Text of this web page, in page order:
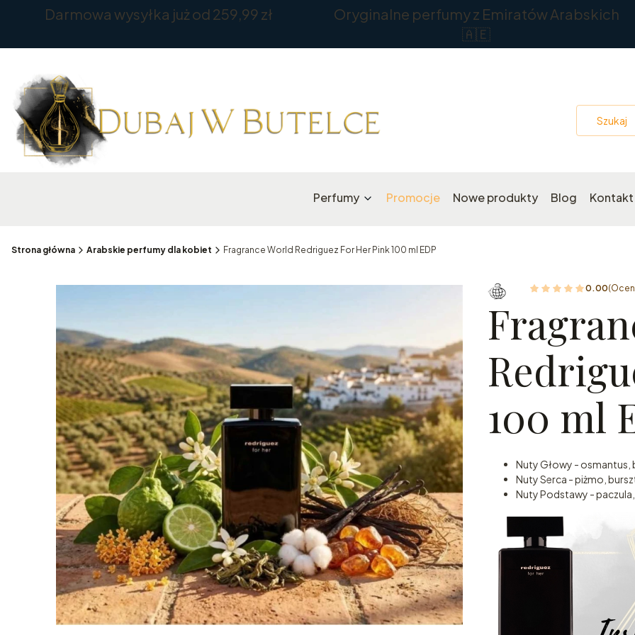
Darmowa wysyłka już od 259,99 zł
Oryginalne perfumy z Emiratów Arabskich
🇦🇪
Perfumy Promocje Nowe produkty Blog Kontakt
Strona główna Arabskie perfumy dla kobiet Fragrance World Redriguez For Her Pink 100 ml EDP
0.00
100 ml
Nuty Głowy -
Nuty Serca - piżmo,
Nuty Podstawy -